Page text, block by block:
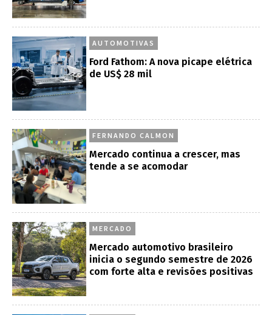
AUTOMOTIVAS
Ford Fathom: A nova picape elétrica
de US$ 28 mil
FERNANDO CALMON
Mercado continua a crescer, mas
tende a se acomodar
MERCADO
Mercado automotivo brasileiro
inicia o segundo semestre de 2026
com forte alta e revisões positivas